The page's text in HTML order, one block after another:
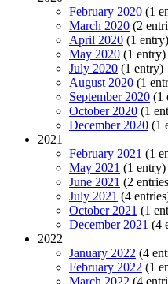
February 2020 (1
March 2020 (2
April 2020 (1 entry)
May 2020 (1 entry)
July 2020 (1 entry)
August 2020 (1
September 2020 (1
October 2020 (1
December 2020 (1
2021
February 2021 (1
May 2021 (1 entry)
June 2021 (2
July 2021 (4
October 2021 (1
December 2021 (4
2022
January 2022 (4
February 2022 (1
March 2022 (4